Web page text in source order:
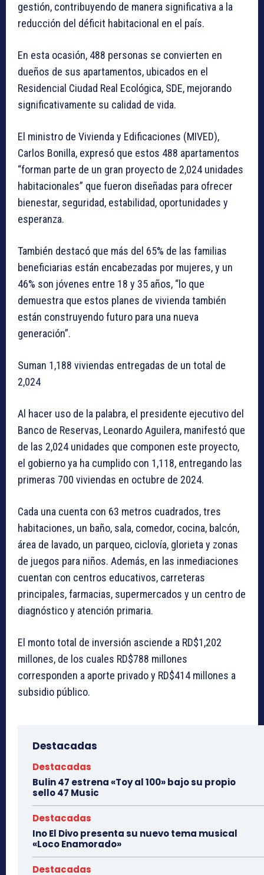
gestión, contribuyendo de manera significativa a la
reducción del déficit habitacional en el país.
En esta ocasión, 488 personas se convierten en
dueños de sus apartamentos, ubicados en el
Residencial Ciudad Real Ecológica, SDE, mejorando
significativamente su calidad de vida.
El ministro de Vivienda y Edificaciones (MIVED),
Carlos Bonilla, expresó que estos 488 apartamentos
“forman parte de un gran proyecto de 2,024 unidades
habitacionales” que fueron diseñadas para ofrecer
bienestar, seguridad, estabilidad, oportunidades y
esperanza.
También destacó que más del 65% de las familias
beneficiarias están encabezadas por mujeres, y un
46% son jóvenes entre 18 y 35 años, “lo que
demuestra que estos planes de vivienda también
están construyendo futuro para una nueva
generación”.
Suman 1,188 viviendas entregadas de un total de
2,024
Al hacer uso de la palabra, el presidente ejecutivo del
Banco de Reservas, Leonardo Aguilera, manifestó que
de las 2,024 unidades que componen este proyecto,
el gobierno ya ha cumplido con 1,118, entregando las
primeras 700 viviendas en octubre de 2024.
Cada una cuenta con 63 metros cuadrados, tres
habitaciones, un baño, sala, comedor, cocina, balcón,
área de lavado, un parqueo, ciclovía, glorieta y zonas
de juegos para niños. Además, en las inmediaciones
cuentan con centros educativos, carreteras
principales, farmacias, supermercados y un centro de
diagnóstico y atención primaria.
El monto total de inversión asciende a RD$1,202
millones, de los cuales RD$788 millones
corresponden a aporte privado y RD$414 millones a
subsidio público.
Destacadas
Destacadas
Bulin 47 estrena «Toy al 100» bajo su propio
sello 47 Music
Destacadas
Ino El Divo presenta su nuevo tema musical
«Loco Enamorado»
Destacadas